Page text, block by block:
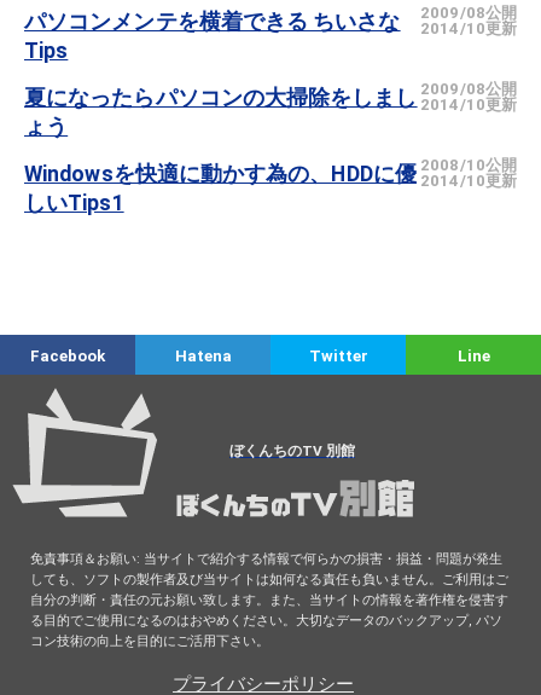
2009/08公開
2014/10更新
パソコンメンテを横着できる ちいさな
Tips
2009/08公開
2014/10更新
夏になったらパソコンの大掃除をしまし
ょう
2008/10公開
2014/10更新
Windowsを快適に動かす為の、HDDに優
しいTips1
Facebook Hatena Twitter Line
ぼくんちのTV 別館
免責事項＆お願い: 当サイトで紹介する情報で何らかの損害・損益・問題が発生
しても、ソフトの製作者及び当サイトは如何なる責任も負いません。ご利用はご
自分の判断・責任の元お願い致します。また、当サイトの情報を著作権を侵害す
る目的でご使用になるのはおやめください。大切なデータのバックアップ, パソ
コン技術の向上を目的にご活用下さい。
プライバシーポリシー